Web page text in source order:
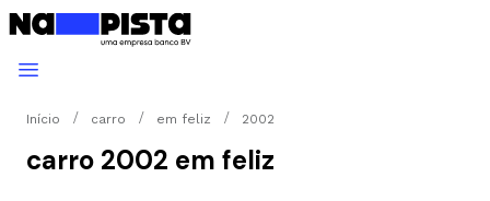
Início carro em feliz 2002
carro 2002 em feliz